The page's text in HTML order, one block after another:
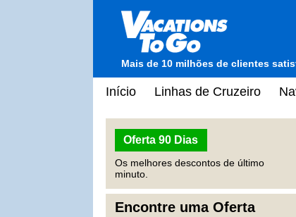
Mais de 10 milhões de clientes
Início Linhas de Cruzeiro
Oferta 90 Dias
Os melhores descontos de último
minuto.
Encontre uma Oferta